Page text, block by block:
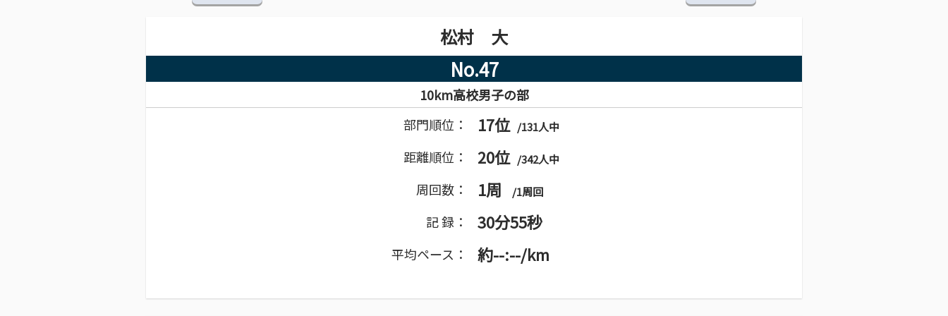
松村 大
No.47
10km高校男子の部
部門順位：
17位 /131人中
距離順位： 20位 /342人中
周回数： 1周 /1周回
記 録： 30分55秒
平均ペース： 約--:--/km